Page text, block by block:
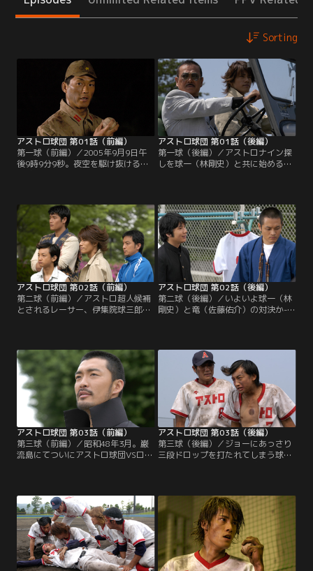
Sorting
アストロ球団 第01話（前編）
第一球（前編）／2005年9月9日午
後9時9分9秒。夜空を駆け抜ける発
ンを前にフィリピンに住むある人物
を訊ねた。彼の名はJ.シュウロ（千
葉真一）。病床に伏す、老いたその
男は古田に、自分の人生すべてを賭
けて作ったアストロ球団の話を始め
た。
アストロ球団 第01話（後編）
第一球（後編）／アストロナイン探
しを球一（林剛史）と共に始めるシ
の英才教育を施した球五（上地雄
輔）という秘蔵っ子だった。球五は
超人の証であるボール型のアザを持
つ男だったのだ。
アストロ球団 第02話（前編）
第二球（前編）／アストロ超人候補
とされるレーサー、伊集院球三郎
オ放送で、客席からホームランボー
ルをキャッチャーミットに正確に打
ち返すという超人プレイをしてみせ
る野球少年が突然現れたとのニュー
スを耳にした。早速球場へ出向き、
上野球二（阿部亮平）というその少
年に挑む球一。
アストロ球団 第02話（後編）
第二球（後編）／いよいよ球一（林
剛史）と竜（佐藤佑介）の対決か-
球三郎（鈴木飛雄）の遺体を病院か
ら争奪したシュウロが、空からそれ
を落下させるというショック療法で
彼を生き返らせようとしたのだ。
アストロ球団 第03話（前編）
第三球（前編）／昭和48年3月。巌
流島にてついにアストロ球団VSロッ
元を去ってしまう。動揺する一同。
手紙には、指揮官である自分がいな
くとも選ばれしアストロナインは、
超人の力を発揮するためにも自ら勝
利を勝ち取らねばならないといった
内容が記されていた。
アストロ球団 第03話（後編）
第三球（後編）／ジョーにあっさり
三段ドロップを打たれてしまう球一
れボールはスタンドに入ってしま
い、その球の勢いで球七は左手は負
傷してしまう。悔しさゆえナインに
八つ当たりしてしまう球一。